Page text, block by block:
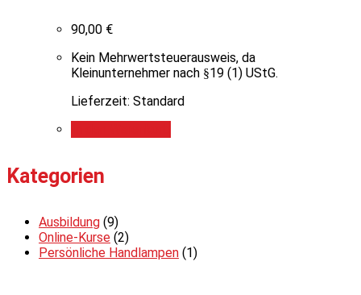
90,00 €
Kein Mehrwertsteuerausweis, da
Kleinunternehmer nach §19 (1) UStG.
Lieferzeit: Standard
Kategorien
Ausbildung (9)
Online-Kurse (2)
Persönliche Handlampen (1)